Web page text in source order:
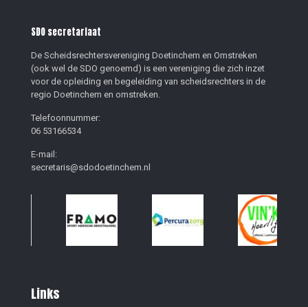
SDO secretariaat
De Scheidsrechtersvereniging Doetinchem en Omstreken
(ook wel de SDO genoemd) is een vereniging die zich inzet
voor de opleiding en begeleiding van scheidsrechters in de
regio Doetinchem en omstreken.
Telefoonnummer:
06 53166534
E-mail:
secretaris@sdodoetinchem.nl
Links